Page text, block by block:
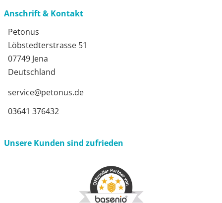
Anschrift & Kontakt
Petonus
Löbstedterstrasse 51
07749 Jena
Deutschland
service@petonus.de
03641 376432
Unsere Kunden sind zufrieden